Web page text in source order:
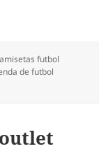
futbol
de futbol